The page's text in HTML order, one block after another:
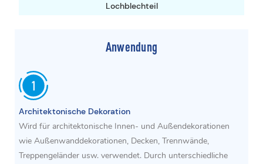
Lochblechteil
Anwendung
Architektonische Dekoration
Wird für architektonische Innen- und Außendekorationen
wie Außenwanddekorationen, Decken, Trennwände,
Treppengeländer usw. verwendet. Durch unterschiedliche